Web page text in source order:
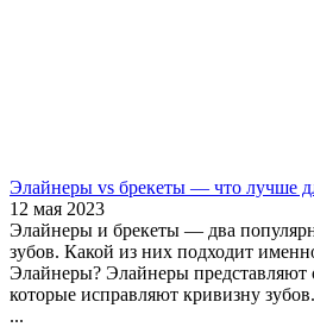
Элайнеры vs брекеты — что лучше
12 мая 2023
Элайнеры и брекеты — два
зубов. Какой из них подходит
Элайнеры? Элайнеры представляют
которые исправляют кривизну
...